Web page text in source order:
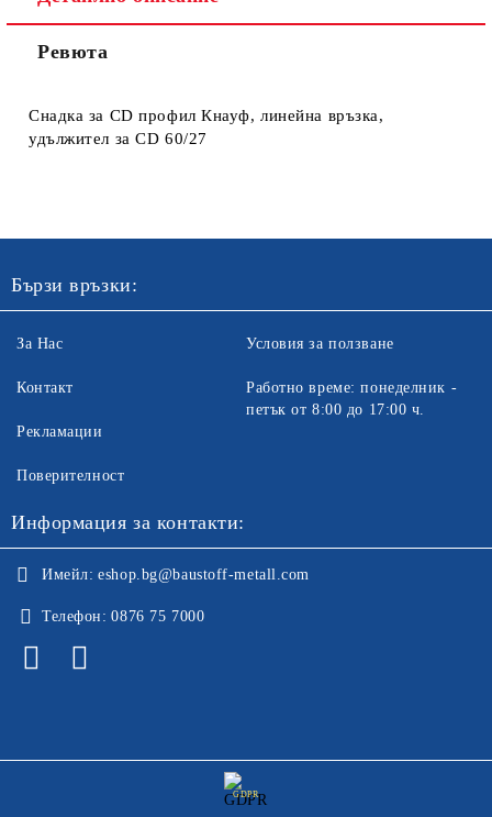
Ревюта
Снадка за CD профил Кнауф, линейна връзка,
удължител за CD 60/27
Бързи връзки:
За Нас
Контакт
Рекламации
Поверителност
Условия за ползване
Работно време: понеделник -
петък от 8:00 до 17:00 ч.
Информация за контакти:
Имейл: eshop.bg@baustoff-metall.com
Телефон: 0876 75 7000
GDPR